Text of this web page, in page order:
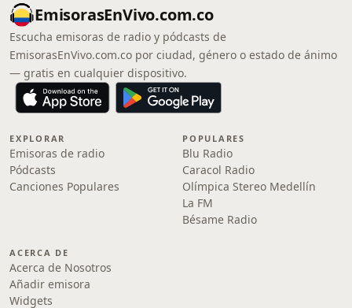
EmisorasEnVivo.com.co
Escucha emisoras de radio y pódcasts de
EmisorasEnVivo.com.co por ciudad, género o estado de ánimo
— gratis en cualquier dispositivo.
EXPLORAR
Emisoras de radio
Pódcasts
Canciones Populares
POPULARES
Blu Radio
Caracol Radio
Olímpica Stereo Medellín
La FM
Bésame Radio
ACERCA DE
Acerca de Nosotros
Añadir emisora
Widgets